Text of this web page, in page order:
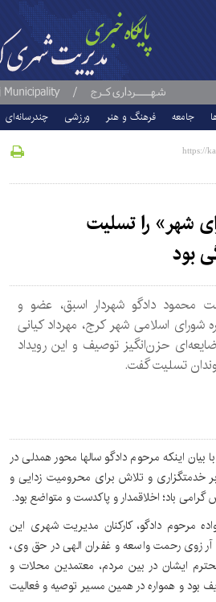
جامعه فرهنگ و هنر ورزشی چندرسانه‌ای
شهر» را تسلیت
بود
محمود دادگو شهردار اسبق، عضو و
اسلامی شهر کرج، مهرداد کیانی
حزن‌انگیز توصیف و این رویداد
تسلیت گفت.
بیان اینکه مرحوم دادگو سالها محور همدلی در
خدمتگزاری و تلاش برای محرومیت زدایی و
باد؛ اخلاقمدار و پاکدست و متواضع بود.
مرحوم دادگو، کارکنان مدیریت شهری این
آرزوی رحمت واسعه و غفران الهی در حق وی،
ایشان در بین مردم، معتمدین محلات و
بود و همواره در همین مسیر توصیه و فعالیت